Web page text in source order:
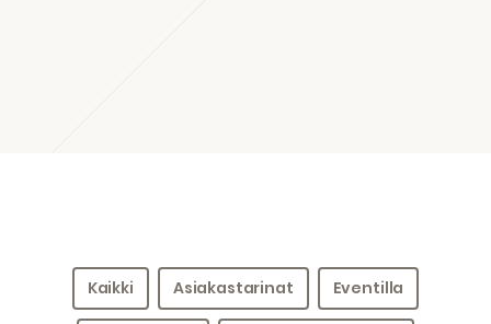
Kaikki Asiakastarinat Eventilla